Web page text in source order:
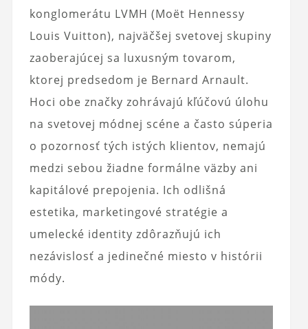
konglomerátu LVMH (Moët Hennessy
Louis Vuitton), najväčšej svetovej skupiny
zaoberajúcej sa luxusným tovarom,
ktorej predsedom je Bernard Arnault.
Hoci obe značky zohrávajú kľúčovú úlohu
na svetovej módnej scéne a často súperia
o pozornosť tých istých klientov, nemajú
medzi sebou žiadne formálne väzby ani
kapitálové prepojenia. Ich odlišná
estetika, marketingové stratégie a
umelecké identity zdôrazňujú ich
nezávislosť a jedinečné miesto v histórii
módy.